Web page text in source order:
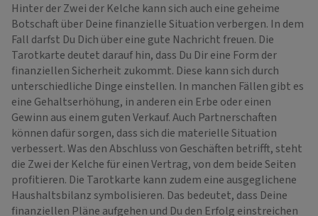
Hinter der Zwei der Kelche kann sich auch eine geheime
Botschaft über Deine finanzielle Situation verbergen. In dem
Fall darfst Du Dich über eine gute Nachricht freuen. Die
Tarotkarte deutet darauf hin, dass Du Dir eine Form der
finanziellen Sicherheit zukommt. Diese kann sich durch
unterschiedliche Dinge einstellen. In manchen Fällen gibt es
eine Gehaltserhöhung, in anderen ein Erbe oder einen
Gewinn aus einem guten Verkauf. Auch Partnerschaften
können dafür sorgen, dass sich die materielle Situation
verbessert. Was den Abschluss von Geschäften betrifft, steht
die Zwei der Kelche für einen Vertrag, von dem beide Seiten
profitieren. Die Tarotkarte kann zudem eine ausgeglichene
Haushaltsbilanz symbolisieren. Das bedeutet, dass Deine
finanziellen Pläne aufgehen und Du den Erfolg einstreichen